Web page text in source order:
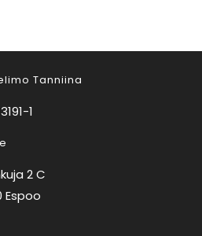
Tanniina
1
2 C
Espoo